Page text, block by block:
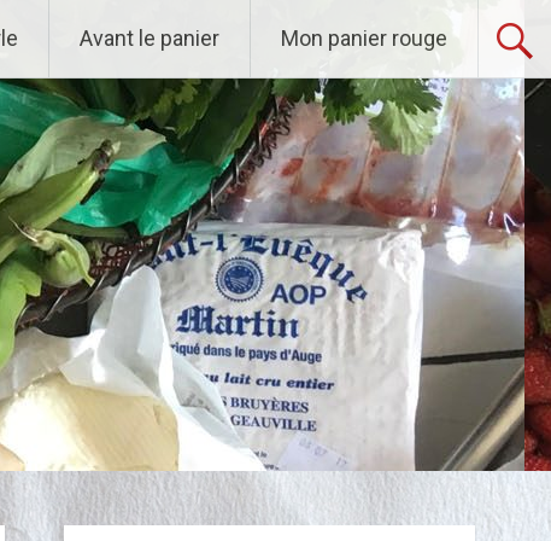
Avant le panier Mon panier rouge